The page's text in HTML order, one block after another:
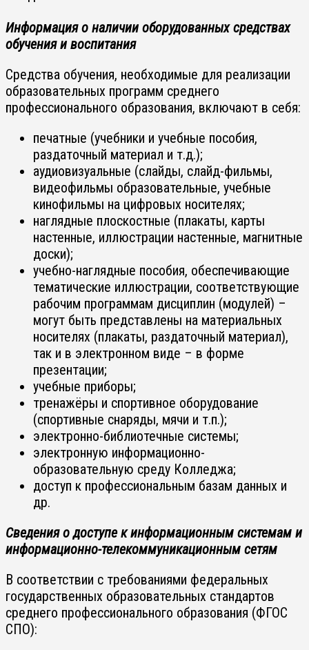
Информация о наличии оборудованных средствах
обучения и воспитания
Средства обучения, необходимые для реализации
образовательных программ среднего
профессионального образования, включают в себя:
печатные (учебники и учебные пособия,
раздаточный материал и т.д.);
аудиовизуальные (слайды, слайд-фильмы,
видеофильмы образовательные, учебные
кинофильмы на цифровых носителях;
наглядные плоскостные (плакаты, карты
настенные, иллюстрации настенные, магнитные
доски);
учебно-наглядные пособия, обеспечивающие
тематические иллюстрации, соответствующие
рабочим программам дисциплин (модулей) –
могут быть представлены на материальных
носителях (плакаты, раздаточный материал),
так и в электронном виде – в форме
презентации;
учебные приборы;
тренажёры и спортивное оборудование
(спортивные снаряды, мячи и т.п.);
электронно-библиотечные системы;
электронную информационно-
образовательную среду Колледжа;
доступ к профессиональным базам данных и
др.
Сведения о доступе к информационным системам и
информационно-телекоммуникационным сетям
В соответствии с требованиями федеральных
государственных образовательных стандартов
среднего профессионального образования (ФГОС
СПО):